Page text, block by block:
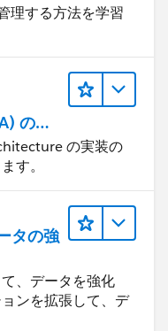
理する方法を学習
の管
の実装の
す。
タの強
、データを強化
ンを拡張して、デ